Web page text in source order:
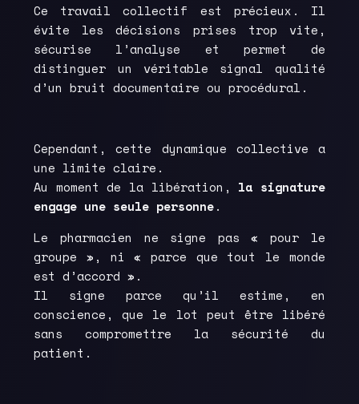
Ce travail collectif est précieux. Il
évite les décisions prises trop vite,
sécurise l’analyse et permet de
distinguer un véritable signal qualité
d’un bruit documentaire ou procédural.
Cependant, cette dynamique collective a
une limite claire.
Au moment de la libération, la signature
engage une seule personne.
Le pharmacien ne signe pas « pour le
groupe », ni « parce que tout le monde
est d’accord ».
Il signe parce qu’il estime, en
conscience, que le lot peut être libéré
sans compromettre la sécurité du
patient.